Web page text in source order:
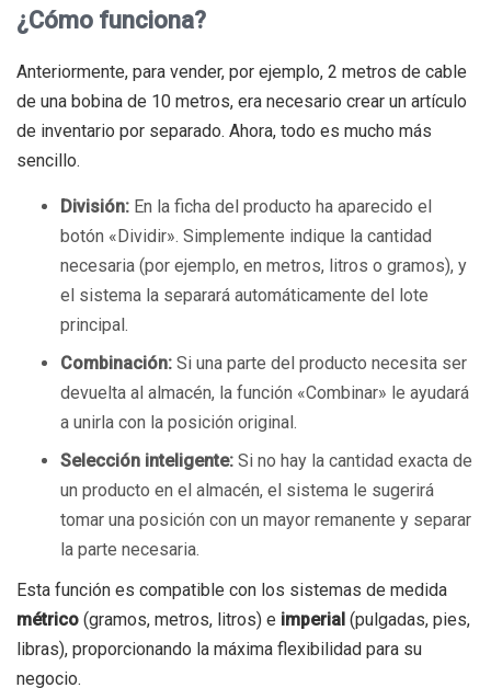
¿Cómo funciona?
Anteriormente, para vender, por ejemplo, 2 metros de cable
de una bobina de 10 metros, era necesario crear un artículo
de inventario por separado. Ahora, todo es mucho más
sencillo.
División: En la ficha del producto ha aparecido el
botón «Dividir». Simplemente indique la cantidad
necesaria (por ejemplo, en metros, litros o gramos), y
el sistema la separará automáticamente del lote
principal.
Combinación: Si una parte del producto necesita ser
devuelta al almacén, la función «Combinar» le ayudará
a unirla con la posición original.
Selección inteligente: Si no hay la cantidad exacta de
un producto en el almacén, el sistema le sugerirá
tomar una posición con un mayor remanente y separar
la parte necesaria.
Esta función es compatible con los sistemas de medida
métrico (gramos, metros, litros) e imperial (pulgadas, pies,
libras), proporcionando la máxima flexibilidad para su
negocio.